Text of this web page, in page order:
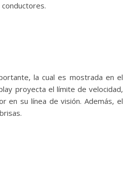
la cual es mostrada en el
proyecta el límite de velocidad,
en su línea de visión. Además, el